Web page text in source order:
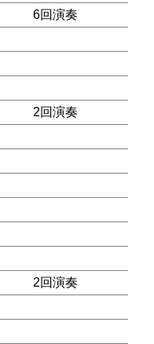
6回演奏
2回演奏
2回演奏